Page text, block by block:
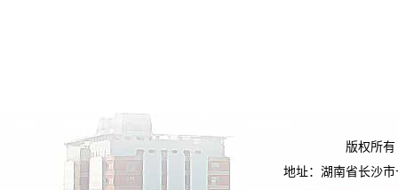
版权所
地址：湖南省长沙